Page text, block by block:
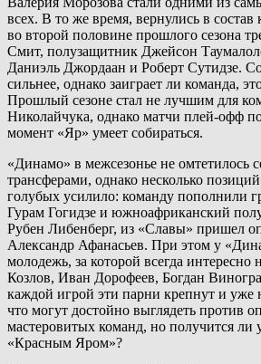
всех. В то же время, вернулись в
во второй половине прошлого сезона
Смит, полузащитник Джейсон
Даниэль Джордаан и Роберт Сутидзе.
сильнее, однако заиграет ли команда,
Прошлый сезоне стал не лучшим для
Николайчука, однако матчи плей-офф
момент «Яр» умеет собираться.
«Динамо» в межсезонье не омтетилось
трансферами, однако несколько
голубых усилило: команду пополнили
Гурам Гогидзе и южноафриканский
Рубен Либенберг, из «Славы» пришел
Александр Афанасьев. При этом у
молодежь, за которой всегда интересно
Козлов, Иван Дорофеев, Богдан
каждой игрой эти парни крепнут и уже
что могут достойно выглядеть против
мастеровитых команд, но получится ли
«Красным Яром»?